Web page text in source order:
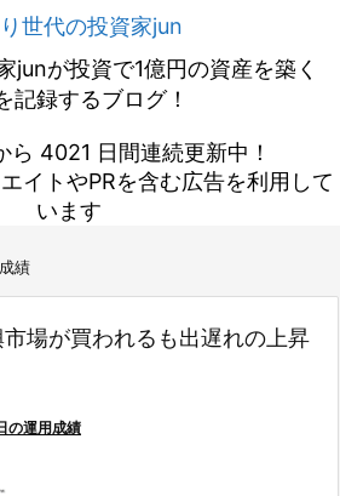
世代の投資家jun
junが投資で1億円の資産を築く
記録するブログ！
4021 日間連続更新中！
イトやPRを含む広告を利用して
います
績
場が買われるも出遅れの上昇
の運用成績